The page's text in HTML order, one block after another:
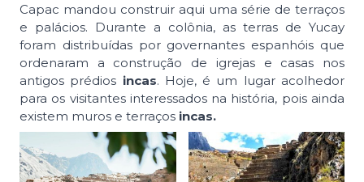
Capac mandou construir aqui uma série de terraços
e palácios. Durante a colônia, as terras de Yucay
foram distribuídas por governantes espanhóis que
ordenaram a construção de igrejas e casas nos
antigos prédios incas. Hoje, é um lugar acolhedor
para os visitantes interessados na história, pois ainda
existem muros e terraços incas.